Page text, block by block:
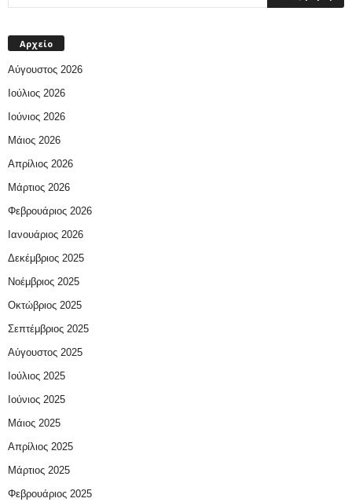
Αρχείο
Αύγουστος 2026
Ιούλιος 2026
Ιούνιος 2026
Μάιος 2026
Απρίλιος 2026
Μάρτιος 2026
Φεβρουάριος 2026
Ιανουάριος 2026
Δεκέμβριος 2025
Νοέμβριος 2025
Οκτώβριος 2025
Σεπτέμβριος 2025
Αύγουστος 2025
Ιούλιος 2025
Ιούνιος 2025
Μάιος 2025
Απρίλιος 2025
Μάρτιος 2025
Φεβρουάριος 2025